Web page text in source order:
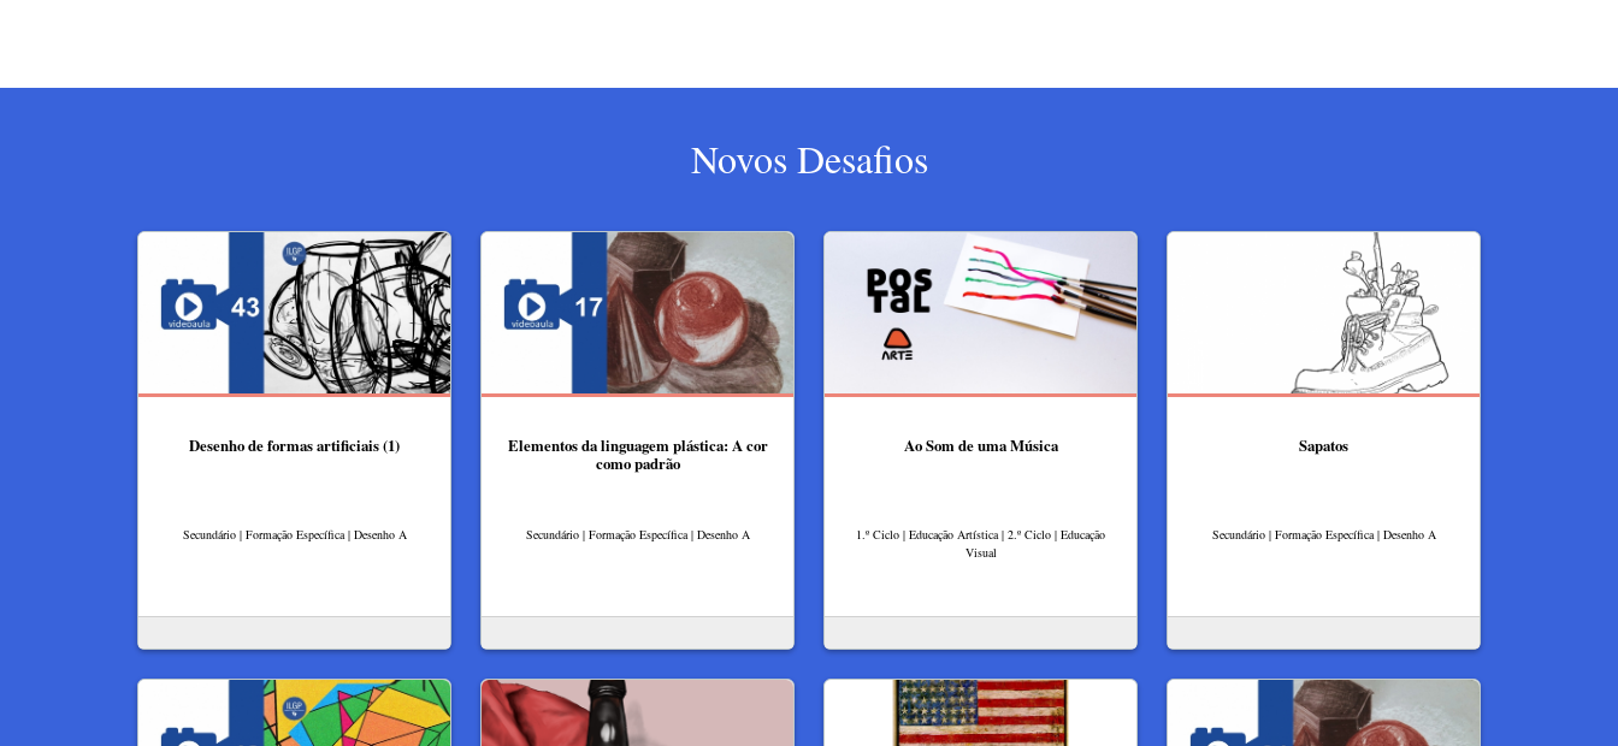
Novos Desafios
Desenho de formas artificiais (1)
Secundário | Formação Específica | Desenho A
Elementos da linguagem plástica: A cor
como padrão
Secundário | Formação Específica | Desenho A
Ao Som de uma Música
1.º Ciclo | Educação Artística | 2.º Ciclo | Educação
Visual
Sapatos
Secundário | Formação Específica | Desenho A